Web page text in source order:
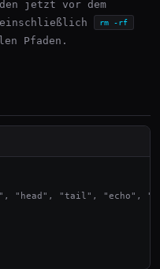
jetzt vor dem
einschließlich
rm -rf
Pfaden.
"head", "tail", "echo",